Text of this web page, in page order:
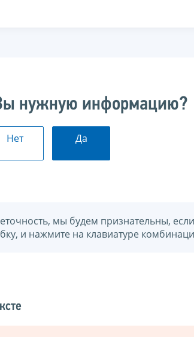
нужную информацию?
Нет Да
мы будем признательны,
и нажмите на клавиатуре